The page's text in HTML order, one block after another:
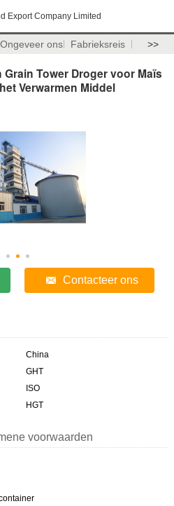
Export Company Limited
Ongeveer ons Fabrieksreis >>
Tower Droger voor Maïs
Verwarmen Middel
Contacteer ons
China
GHT
ISO
HGT
voorwaarden